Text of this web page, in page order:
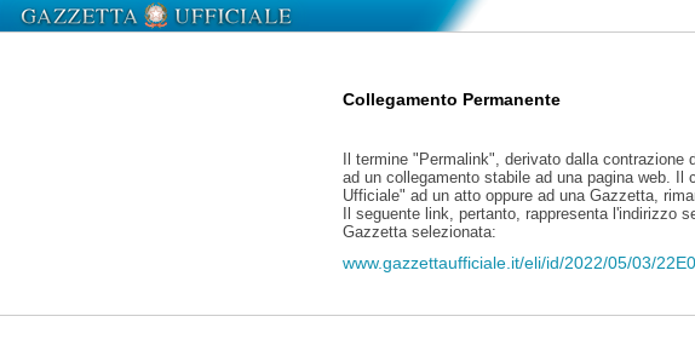
Collegamento Permanente
Il termine "Permalink", derivato dalla contrazione
ad un collegamento stabile ad una pagina web.
Ufficiale" ad un atto oppure ad una Gazzetta,
Il seguente link, pertanto, rappresenta
Gazzetta selezionata:
www.gazzettaufficiale.it/eli/id/2022/05/03/